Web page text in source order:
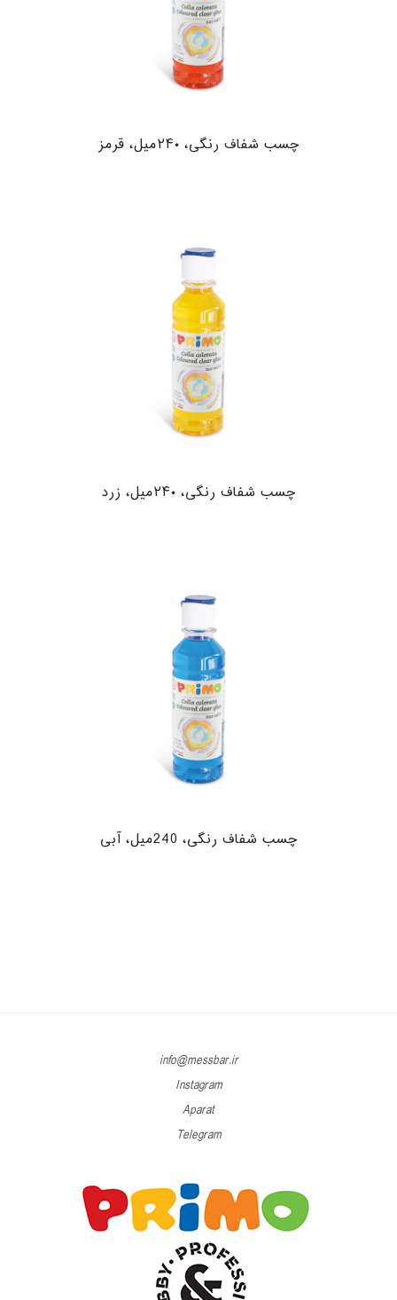
چسب شفاف رنگی، ۲۴۰میل، قرمز
چسب شفاف رنگی، ۲۴۰میل، زرد
چسب شفاف رنگی، 240میل، آبی
info@messbar.ir
Instagram
Aparat
Telegram